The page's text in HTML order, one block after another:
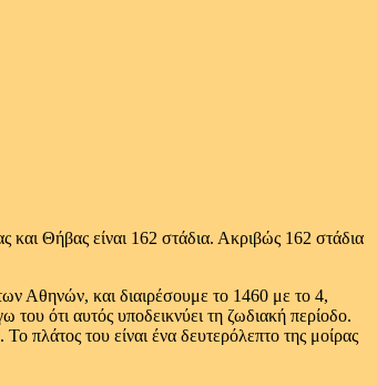
Θήβας είναι 162 στάδια. Ακριβώς 162 στάδια
Αθηνών, και διαιρέσουμε το 1460 με το 4,
ότι αυτός υποδεικνύει τη ζωδιακή περίοδο.
πλάτος του είναι ένα δευτερόλεπτο της μοίρας